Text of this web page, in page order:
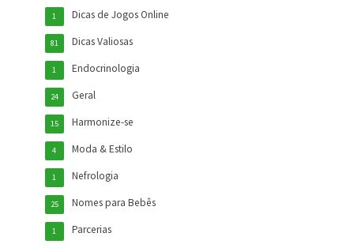
Dicas de Jogos Online
1
Dicas Valiosas
81
Endocrinologia
1
Geral
24
Harmonize-se
15
Moda & Estilo
4
Nefrologia
1
Nomes para Bebês
25
Parcerias
1